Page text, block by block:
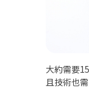
大約需要
且技術也